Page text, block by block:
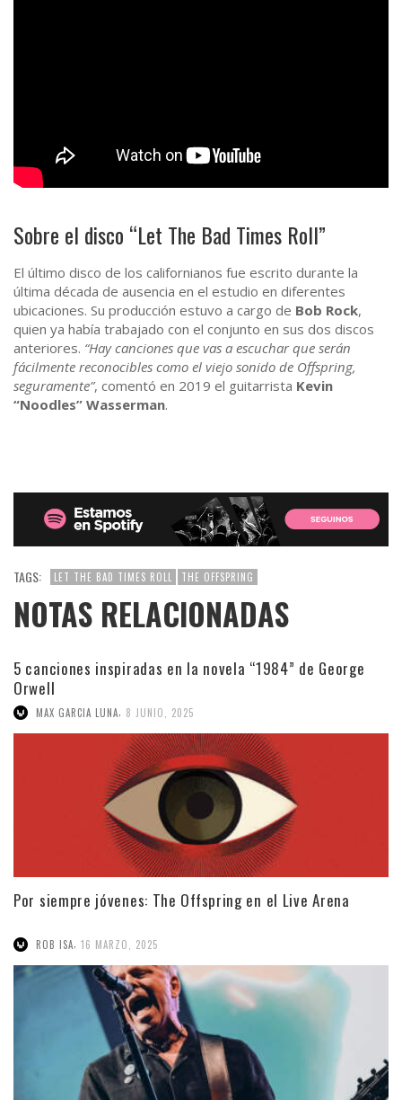
Sobre el disco “Let The Bad Times Roll”
El último disco de los californianos fue escrito durante la
última década de ausencia en el estudio en diferentes
ubicaciones. Su producción estuvo a cargo de Bob Rock,
quien ya había trabajado con el conjunto en sus dos discos
anteriores. “Hay canciones que vas a escuchar que serán
fácilmente reconocibles como el viejo sonido de Offspring,
seguramente”, comentó en 2019 el guitarrista Kevin
“Noodles” Wasserman.
TAGS: LET THE BAD TIMES ROLL THE OFFSPRING
NOTAS RELACIONADAS
5 canciones inspiradas en la novela “1984” de George
Orwell
MAX GARCIA LUNA, 8 JUNIO, 2025
Por siempre jóvenes: The Offspring en el Live Arena
ROB ISA, 16 MARZO, 2025